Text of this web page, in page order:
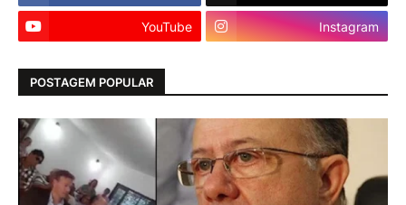
YouTube Instagram
POSTAGEM POPULAR